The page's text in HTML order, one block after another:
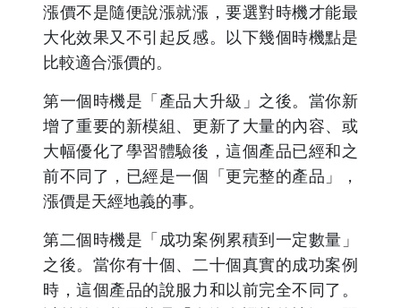
漲價不是隨便說漲就漲，要選對時機才能最
大化效果又不引起反感。以下幾個時機點是
比較適合漲價的。
第一個時機是「產品大升級」之後。當你新
增了重要的新模組、更新了大量的內容、或
大幅優化了學習體驗後，這個產品已經和之
前不同了，已經是一個「更完整的產品」，
漲價是天經地義的事。
第二個時機是「成功案例累積到一定數量」
之後。當你有十個、二十個真實的成功案例
時，這個產品的說服力和以前完全不同了。